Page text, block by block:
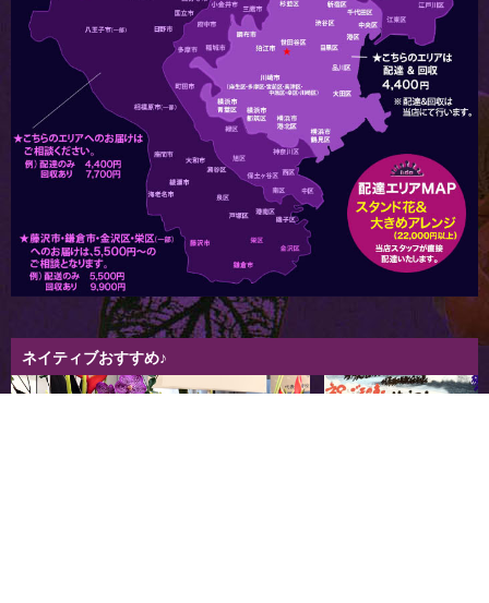
ネイティブおすすめ♪